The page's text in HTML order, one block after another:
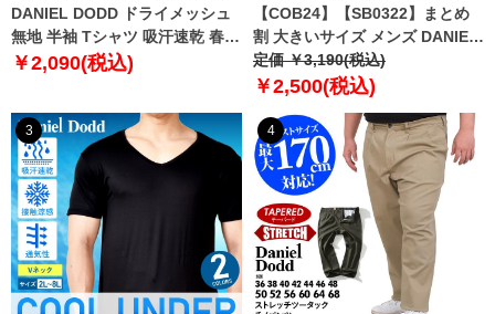
DANIEL DODD ドライメッシュ
無地 半袖 Tシャツ 吸汗速乾 春夏
新作 tjt-2602dry5 【fre】
￥2,090(税込)
【COB24】【SB0322】まとめ
割 大きいサイズ メンズ DANIEL
DODD 吸汗速乾 半袖 無地 スポ
ーツ ポロシャツ azpr-009008h
定価 ￥3,190(税込)
￥2,500(税込)
3 4